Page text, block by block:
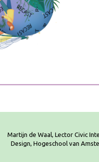
Martijn de Waal, Lector Civic
Design, Hogeschool van